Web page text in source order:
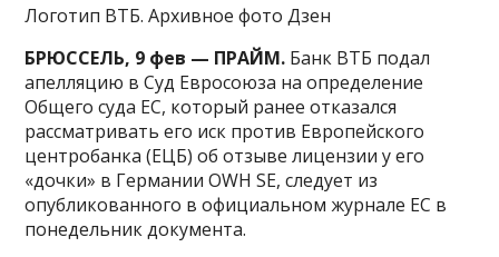
Логотип ВТБ. Архивное фото Дзен
БРЮССЕЛЬ, 9 фев — ПРАЙМ. Банк ВТБ подал
апелляцию в Суд Евросоюза на определение
Общего суда ЕС, который ранее отказался
рассматривать его иск против Европейского
центробанка (ЕЦБ) об отзыве лицензии у его
«дочки» в Германии OWH SE, следует из
опубликованного в официальном журнале ЕС в
понедельник документа.